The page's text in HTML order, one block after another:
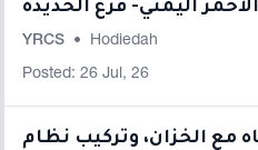
اليمني- فرع الحديدة
YRCS • Hodiedah
Posted: 26 Jul, 26
مع الخزان، وتركيب نظام